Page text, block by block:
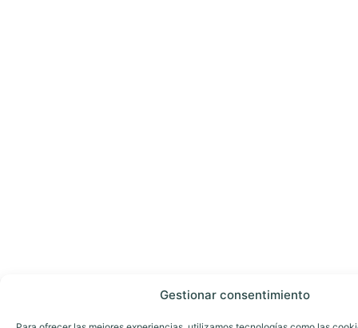
Gestionar consentimiento